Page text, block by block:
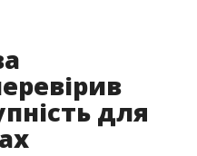
для